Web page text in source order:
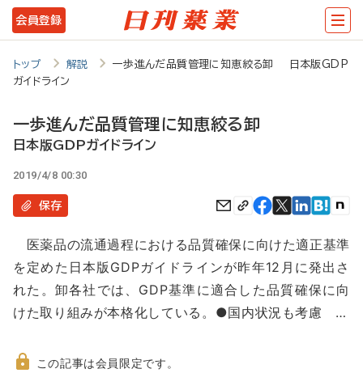
メ
イ
ツ
に
動
会員登録
トップ 解説
一歩進んだ品質管理に知恵絞る卸 日本版GDP
ガイドライン
一歩進んだ品質管理に知恵絞る卸
日本版GDPガイドライン
2019/4/8 00:30
保存
医薬品の流通過程における品質確保に向けた適正基準
を定めた日本版GDPガイドラインが昨年12月に発出さ
れた。卸各社では、GDP基準に適合した品質確保に向
けた取り組みが本格化している。●国内状況も考慮 …
この記事は会員限定です。